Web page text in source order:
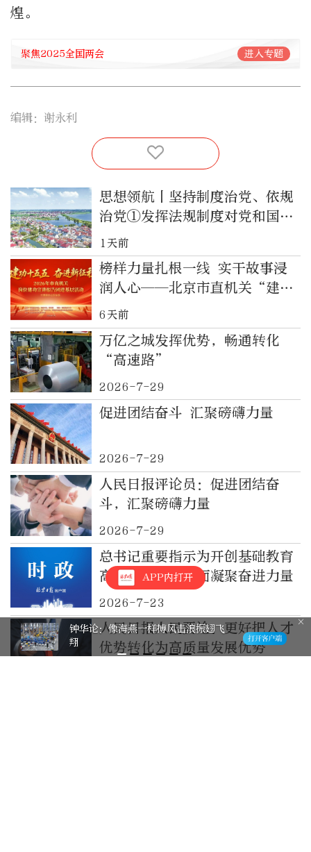
煌。
聚焦2025全国两会 进入专题
编辑：谢永利
思想领航丨坚持制度治党、依规
治党①发挥法规制度对党和国家
事业发展的政治保障作用
1天前
榜样力量扎根一线 实干故事浸
润人心——北京市直机关“建功
十五五 奋进新征程” 宣讲报告
团基层巡讲顺利举办
6天前
万亿之城发挥优势，畅通转化
“高速路”
2026-7-29
促进团结奋斗 汇聚磅礴力量
2026-7-29
人民日报评论员：促进团结奋
斗，汇聚磅礴力量
2026-7-29
总书记重要指示为开创基础教育
高质量发展新局面凝聚奋进力量
2026-7-23
人民日报人民要论：更好把人才
优势转化为高质量发展优势
APP内打开
钟华论：像海燕一样搏风击浪振翅飞
翔